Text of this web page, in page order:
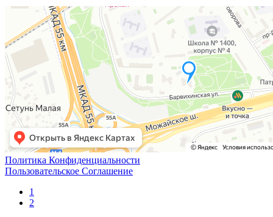
Политика Конфиденциальности
Пользовательское Соглашение
1
2